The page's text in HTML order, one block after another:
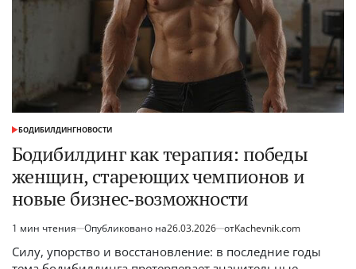
ОПУБЛИКОВАНО
БОДИБИЛДИНГНОВОСТИ
Бодибилдинг как терапия: победы
женщин, стареющих чемпионов и
новые бизнес‑возможности
Расчётное
время
чтения
1 мин чтения Опубликовано на26.03.2026 отKachevnik.com
Силу, упорство и восстановление: в последние годы